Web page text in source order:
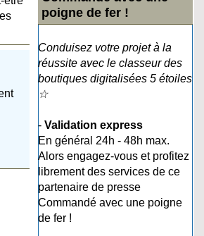
poigne de fer !
Conduisez votre projet à la
réussite avec le classeur des
boutiques digitalisées 5 étoiles
☆
- Validation express
En général 24h - 48h max.
Alors engagez-vous et profitez
librement des services de ce
partenaire de presse
Commandé avec une poigne
de fer !